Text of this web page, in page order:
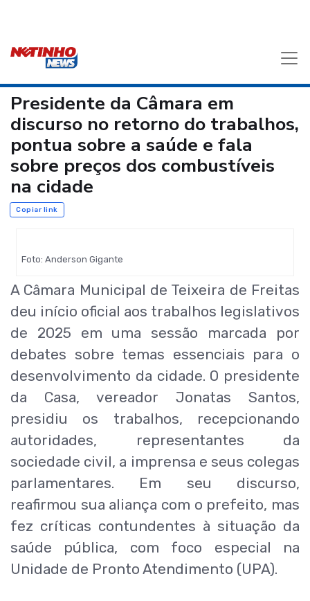
Presidente da Câmara em
discurso no retorno do trabalhos,
pontua sobre a saúde e fala
sobre preços dos combustíveis
na cidade
Copiar link
Foto: Anderson Gigante
A Câmara Municipal de Teixeira de Freitas
deu início oficial aos trabalhos legislativos
de 2025 em uma sessão marcada por
debates sobre temas essenciais para o
desenvolvimento da cidade. O presidente
da Casa, vereador Jonatas Santos,
presidiu os trabalhos, recepcionando
autoridades, representantes da
sociedade civil, a imprensa e seus colegas
parlamentares. Em seu discurso,
reafirmou sua aliança com o prefeito, mas
fez críticas contundentes à situação da
saúde pública, com foco especial na
Unidade de Pronto Atendimento (UPA).